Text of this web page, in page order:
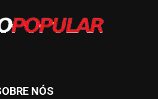
NÓS